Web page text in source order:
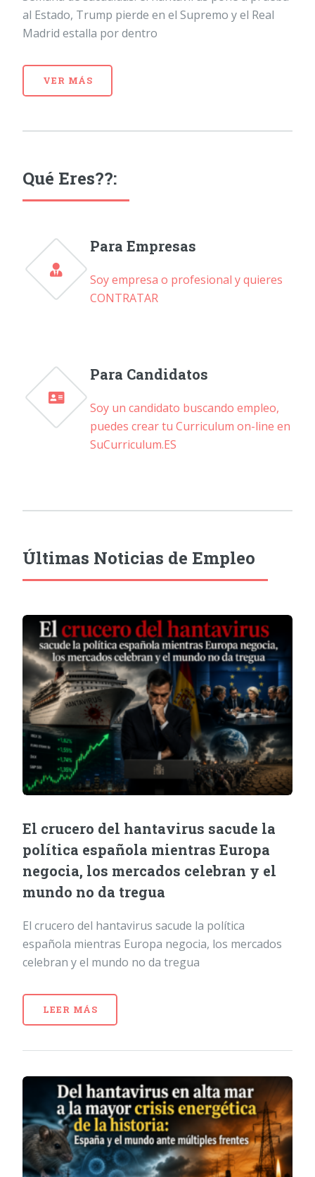
al Estado, Trump pierde en el Supremo y el Real
Madrid estalla por dentro
VER MÁS
Qué Eres??:
Para Empresas
Soy empresa o profesional y quieres
CONTRATAR
Para Candidatos
Soy un candidato buscando empleo,
puedes crear tu Curriculum on-line en
SuCurriculum.ES
Últimas Noticias de Empleo
El crucero del hantavirus sacude la
política española mientras Europa
negocia, los mercados celebran y el
mundo no da tregua
El crucero del hantavirus sacude la política
española mientras Europa negocia, los mercados
celebran y el mundo no da tregua
LEER MÁS